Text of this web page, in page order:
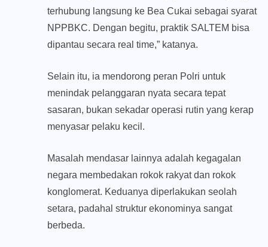
terhubung langsung ke Bea Cukai sebagai syarat
NPPBKC. Dengan begitu, praktik SALTEM bisa
dipantau secara real time,” katanya.
Selain itu, ia mendorong peran Polri untuk
menindak pelanggaran nyata secara tepat
sasaran, bukan sekadar operasi rutin yang kerap
menyasar pelaku kecil.
Masalah mendasar lainnya adalah kegagalan
negara membedakan rokok rakyat dan rokok
konglomerat. Keduanya diperlakukan seolah
setara, padahal struktur ekonominya sangat
berbeda.